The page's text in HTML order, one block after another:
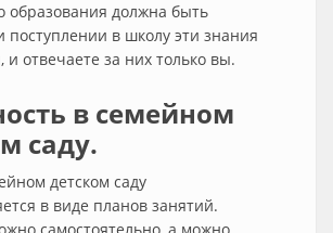
образования должна быть
поступлении в школу эти знания
и отвечаете за них только вы.
в семейном
саду.
детском саду
в виде планов занятий.